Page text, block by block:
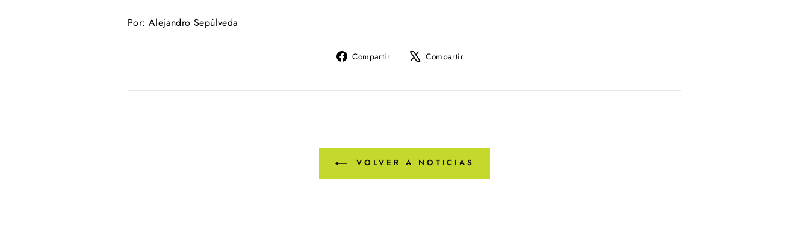
Por: Alejandro Sepúlveda
Compartir
CompartirCompartir
VOLVER A NOTICIAS